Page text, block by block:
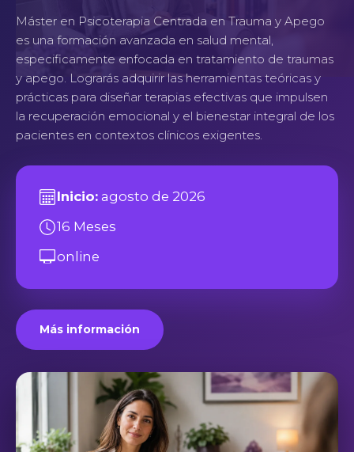
Máster en Psicoterapia Centrada en Trauma y Apego
es una formación avanzada en salud mental,
especificamente enfocada en tratamiento de traumas
y apego. Lograrás adquirir las herramientas teóricas y
prácticas para diseñar terapias efectivas que impulsen
la recuperación emocional y el bienestar integral de los
pacientes en contextos clínicos exigentes.
Inicio: agosto de 2026
16 Meses
online
Más información